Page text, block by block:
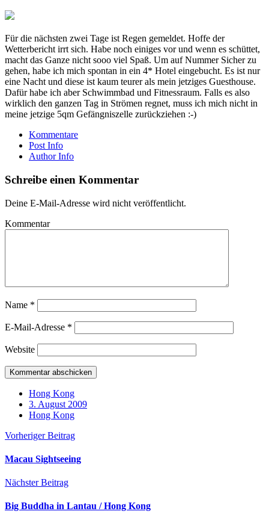
Für die nächsten zwei Tage ist Regen gemeldet. Hoffe der
Wetterbericht irrt sich. Habe noch einiges vor und wenn es schüttet,
macht das Ganze nicht sooo viel Spaß. Um auf Nummer Sicher zu
gehen, habe ich mich spontan in ein 4* Hotel eingebucht. Es ist nur
eine Nacht und diese ist kaum teurer als mein jetziges Guesthouse.
Dafür habe ich aber Schwimmbad und Fitnessraum. Falls es also
wirklich den ganzen Tag in Strömen regnet, muss ich mich nicht in
meine jetzige 5qm Gefängniszelle zurückziehen :-)
Kommentare
Post Info
Author Info
Schreibe einen Kommentar
Deine E-Mail-Adresse wird nicht veröffentlicht.
Kommentar
Name *
E-Mail-Adresse *
Website
Hong Kong
3. August 2009
Hong Kong
Vorheriger Beitrag
Macau Sightseeing
Nächster Beitrag
Big Buddha in Lantau / Hong Kong